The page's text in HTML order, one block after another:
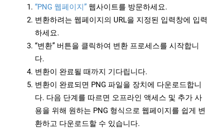
“PNG 웹페이지” 웹사이트를 방문하세요.
변환하려는 웹페이지의 URL을 지정된 입력창에 입력
하세요.
“변환” 버튼을 클릭하여 변환 프로세스를 시작합니
다.
변환이 완료될 때까지 기다립니다.
변환이 완료되면 PNG 파일을 장치에 다운로드합니
다. 다음 단계를 따르면 오프라인 액세스 및 추가 사
용을 위해 원하는 PNG 형식으로 웹페이지를 쉽게 변
환하고 다운로드할 수 있습니다.